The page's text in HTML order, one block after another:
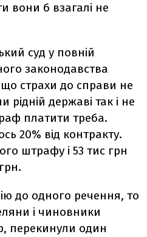
вони б взагалі не
суд у повній
законодавства
страхи до справи не
державі так і не
платити треба.
20% від контракту.
штрафу і 53 тис грн
до одного речення, то
і чиновники
перекинули один